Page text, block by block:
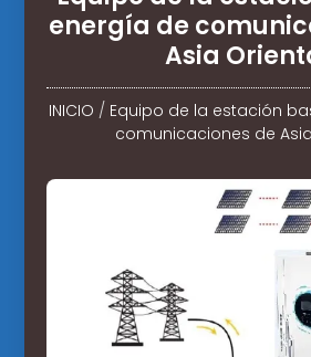
energía de
Asia
INICIO / Equipo de la estación
comunicaciones de